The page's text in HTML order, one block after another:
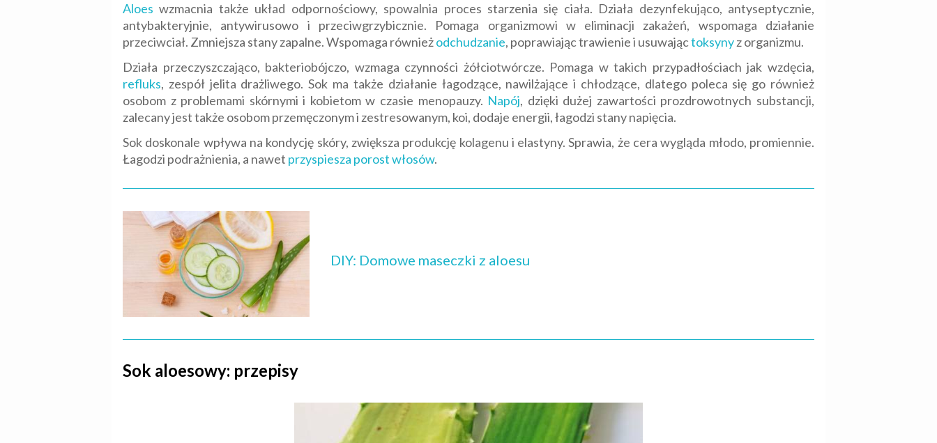
Aloes wzmacnia także układ odpornościowy, spowalnia proces starzenia się ciała. Działa dezynfekująco, antyseptycznie,
antybakteryjnie, antywirusowo i przeciwgrzybicznie. Pomaga organizmowi w eliminacji zakażeń, wspomaga działanie
przeciwciał. Zmniejsza stany zapalne. Wspomaga równieżodchudzanie, poprawiając trawienie i usuwająctoksynyz organizmu.
Działa przeczyszczająco, bakteriobójczo, wzmaga czynności żółciotwórcze. Pomaga w takich przypadłościach jak wzdęcia,
refluks, zespół jelita drażliwego. Sok ma także działanie łagodzące, nawilżające i chłodzące, dlatego poleca się go również
osobom z problemami skórnymi i kobietom w czasie menopauzy. Napój, dzięki dużej zawartości prozdrowotnych substancji,
zalecany jest także osobom przemęczonym i zestresowanym, koi, dodaje energii, łagodzi stany napięcia.
Sok doskonale wpływa na kondycję skóry, zwiększa produkcję kolagenu i elastyny. Sprawia, że cera wygląda młodo, promiennie.
Łagodzi podrażnienia, a nawet przyspiesza porost włosów.
DIY: Domowe maseczki z aloesu
Sok aloesowy: przepisy